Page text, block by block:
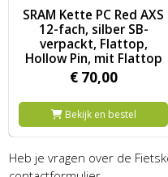
SRAM Kette PC Red AXS
12-fach, silber SB-
verpackt, Flattop,
Hollow Pin, mit Flattop
€ 70,00
Bekijk en bestel
Heb je vragen over de